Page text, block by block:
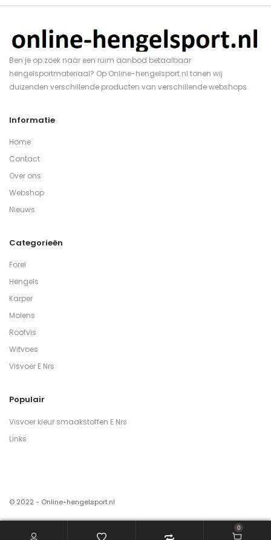
Ben je op zoek naar een ruim aanbod betaalbaar
hengelsportmateriaal? Op Online-hengelsport.nl tonen wij
duizenden verschillende producten van verschillende webshops.
Informatie
Home
Contact
Over ons
Webshop
Nieuws
Categorieën
Forel
Hengels
Karper
Molens
Roofvis
Witvoes
Visvoer E Nrs
Populair
Visvoer kleur smaakstoffen E Nrs
Links
© 2022 - Online-hengelsport.nl
0